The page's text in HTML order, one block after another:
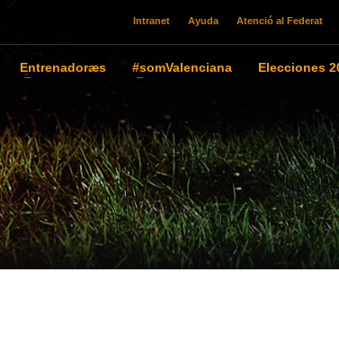
Intranet Ayuda Atenció al Federat
Entrenadoræs #somValenciana Elecciones